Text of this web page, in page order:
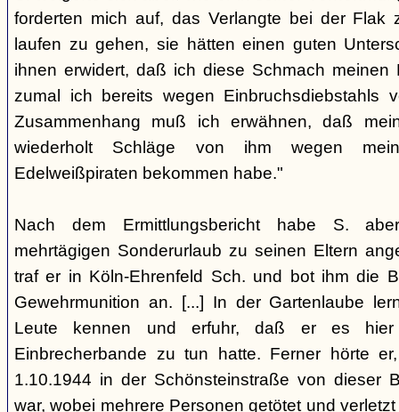
forderten mich auf, das Verlangte bei der Flak
laufen zu gehen, sie hätten einen guten
ihnen erwidert, daß ich diese Schmach meinen
zumal ich bereits wegen Einbruchsdiebstahls
Zusammenhang muß ich erwähnen, daß
wiederholt Schläge von ihm wegen
Edelweißpiraten bekommen habe."
Nach dem Ermittlungsbericht habe S.
mehrtägigen Sonderurlaub zu seinen Eltern
traf er in Köln-Ehrenfeld Sch. und bot ihm die
Gewehrmunition an. [...] In der Gartenlaube
Leute kennen und erfuhr, daß er es hier
Einbrecherbande zu tun hatte. Ferner hörte
1.10.1944 in der Schönsteinstraße von dieser
war, wobei mehrere Personen getötet und